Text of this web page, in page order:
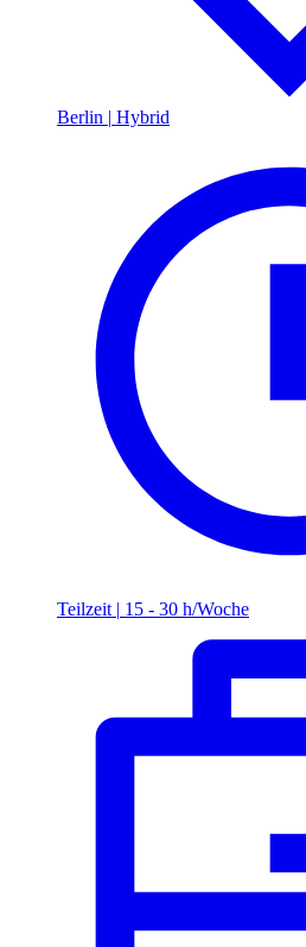
Berlin | Hybrid
Teilzeit | 15 - 30 h/Woche